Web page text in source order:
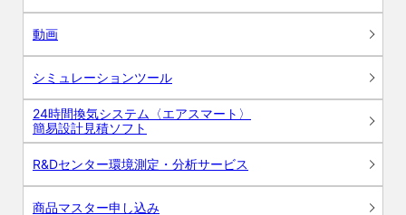
動画
シミュレーションツール
24時間換気システム〈エアスマート〉
簡易設計見積ソフト
R&Dセンター環境測定・分析サービス
商品マスター申し込み